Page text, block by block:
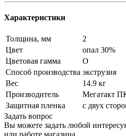
Характеристики
Толщина, мм
2
Цвет
опал 30%
Цветовая гамма
O
Способ производства экструзия
Вес
14.9 кг
Производитель
Мегатакт
Защитная пленка
с двух
Задать вопрос
Вы можете задать любой